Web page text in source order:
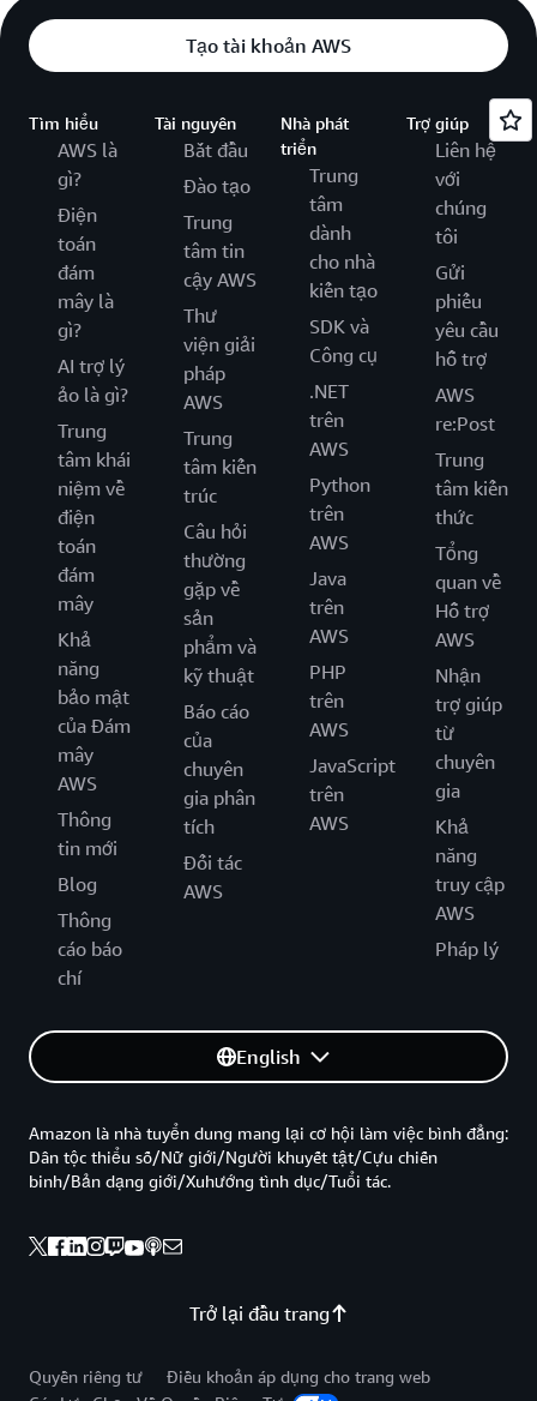
Tạo tài khoản AWS
Tìm hiểu
AWS là
gì?
Điện
toán
đám
mây là
gì?
AI trợ lý
ảo là gì?
Trung
tâm khái
niệm về
điện
toán
đám
mây
Khả
năng
bảo mật
của Đám
mây
AWS
Thông
tin mới
Blog
Thông
cáo báo
chí
Tài nguyên
Bắt đầu
Đào tạo
Trung
tâm tin
cậy AWS
Thư
viện giải
pháp
AWS
Trung
tâm kiến
trúc
Câu hỏi
thường
gặp về
sản
phẩm và
kỹ thuật
Báo cáo
của
chuyên
gia phân
tích
Đối tác
AWS
Nhà phát
triển
Trung
tâm
dành
cho nhà
kiến tạo
SDK và
Công cụ
.NET
trên
AWS
Python
trên
AWS
Java
trên
AWS
PHP
trên
AWS
JavaScript
trên
AWS
Trợ giúp
Liên hệ
với
chúng
tôi
Gửi
phiếu
yêu cầu
hỗ trợ
AWS
re:Post
Trung
tâm kiến
thức
Tổng
quan về
Hỗ trợ
AWS
Nhận
trợ giúp
từ
chuyên
gia
Khả
năng
truy cập
AWS
Pháp lý
English
Trở lại đầu trang
Amazon là nhà tuyển dung mang lại cơ hội làm việc bình đẳng:
Dân tộc thiểu số/Nữ giới/Người khuyết tật/Cựu chiến
binh/Bản dạng giới/Xuhướng tình dục/Tuổi tác.
Quyền riêng tư
Điều khoản áp dụng cho trang web